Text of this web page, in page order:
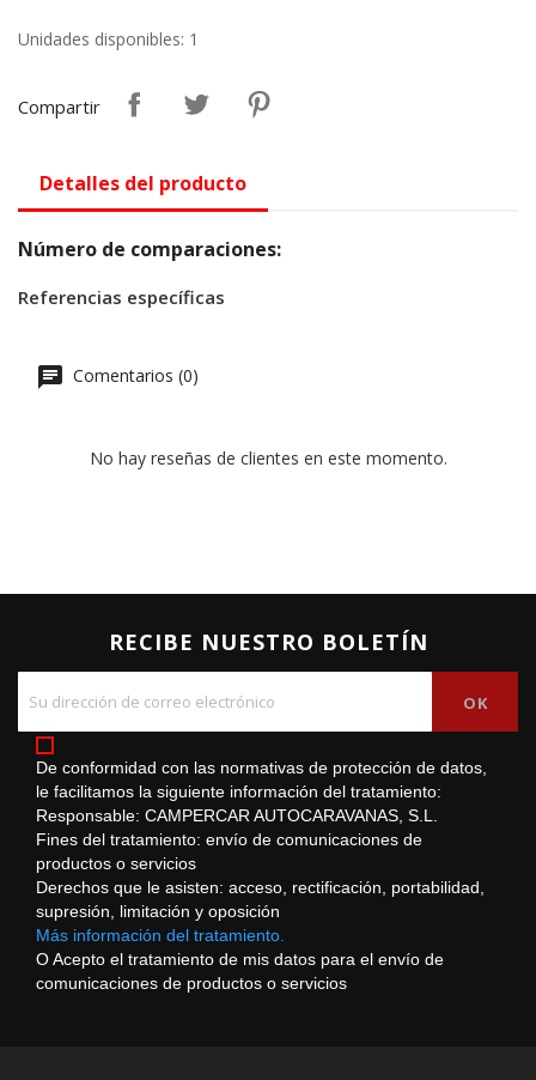
Unidades disponibles: 1
Compartir
Detalles del producto
Número de comparaciones:
Referencias específicas
Comentarios (0)
No hay reseñas de clientes en este momento.
RECIBE NUESTRO BOLETÍN
De conformidad con las normativas de protección de datos,
le facilitamos la siguiente información del tratamiento:
Responsable: CAMPERCAR AUTOCARAVANAS, S.L.
Fines del tratamiento: envío de comunicaciones de
productos o servicios
Derechos que le asisten: acceso, rectificación, portabilidad,
supresión, limitación y oposición
Más información del tratamiento.
O Acepto el tratamiento de mis datos para el envío de
comunicaciones de productos o servicios